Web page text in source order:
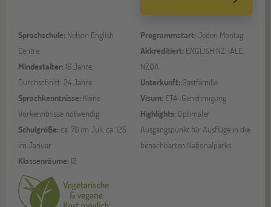
Sprachschule: Nelson English
Centre
Mindestalter: 16 Jahre,
Durchschnitt: 24 Jahre
Sprachkenntnisse: Keine
Vorkenntnisse notwendig
Schulgröße: ca. 70 im Juli, ca. 125
im Januar
Klassenräume: 12
Programmstart: Jeden Montag
Akkreditiert: ENGLISH NZ, IALC,
NZQA
Unterkunft: Gastfamilie
Visum: ETA-Genehmigung
Highlights: Optimaler
Ausgangspunkt für Ausflüge in die
benachbarten Nationalparks.